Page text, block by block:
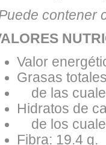
contener
Valor
Grasas
de las
Hidratos de
de los
Fibra: 19.4 g.